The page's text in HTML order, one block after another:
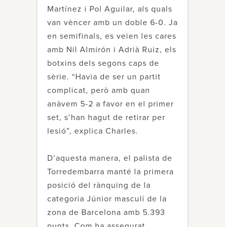
Martínez i Pol Aguilar, als quals
van vèncer amb un doble 6-0. Ja
en semifinals, es veien les cares
amb Nil Almirón i Adrià Ruiz, els
botxins dels segons caps de
sèrie. “Havia de ser un partit
complicat, però amb quan
anàvem 5-2 a favor en el primer
set, s’han hagut de retirar per
lesió”, explica Charles.
D’aquesta manera, el palista de
Torredembarra manté la primera
posició del rànquing de la
categoria Júnior masculí de la
zona de Barcelona amb 5.393